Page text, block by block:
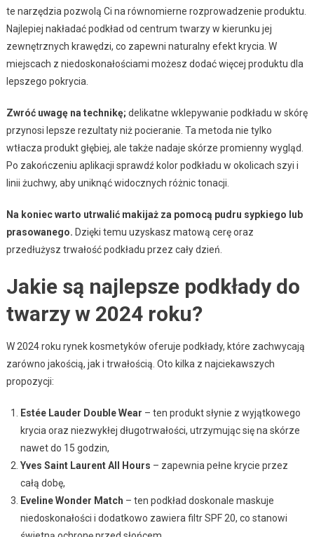
te narzędzia pozwolą Ci na równomierne rozprowadzenie produktu.
Najlepiej nakładać podkład od centrum twarzy w kierunku jej
zewnętrznych krawędzi, co zapewni naturalny efekt krycia. W
miejscach z niedoskonałościami możesz dodać więcej produktu dla
lepszego pokrycia.
Zwróć uwagę na technikę; delikatne wklepywanie podkładu w skórę
przynosi lepsze rezultaty niż pocieranie. Ta metoda nie tylko
wtłacza produkt głębiej, ale także nadaje skórze promienny wygląd.
Po zakończeniu aplikacji sprawdź kolor podkładu w okolicach szyi i
linii żuchwy, aby uniknąć widocznych różnic tonacji.
Na koniec warto utrwalić makijaż za pomocą pudru sypkiego lub
prasowanego. Dzięki temu uzyskasz matową cerę oraz
przedłużysz trwałość podkładu przez cały dzień.
Jakie są najlepsze podkłady do
twarzy w 2024 roku?
W 2024 roku rynek kosmetyków oferuje podkłady, które zachwycają
zarówno jakością, jak i trwałością. Oto kilka z najciekawszych
propozycji:
Estée Lauder Double Wear – ten produkt słynie z wyjątkowego
krycia oraz niezwykłej długotrwałości, utrzymując się na skórze
nawet do 15 godzin,
Yves Saint Laurent All Hours – zapewnia pełne krycie przez
całą dobę,
Eveline Wonder Match – ten podkład doskonale maskuje
niedoskonałości i dodatkowo zawiera filtr SPF 20, co stanowi